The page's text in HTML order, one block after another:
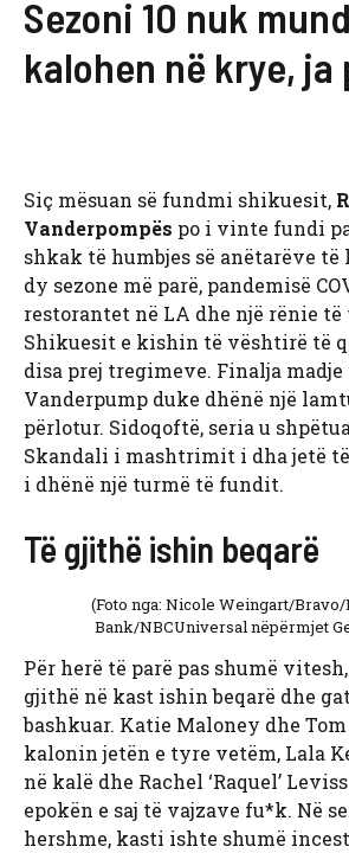
Sezoni 10 nuk
kalohen në krye, ja
Siç mësuan së fundmi shikuesit,
Vanderpompës po i vinte fundi
shkak të humbjes së anëtarëve
dy sezone më parë, pandemisë
restorantet në LA dhe një rënie
Shikuesit e kishin të vështirë të
disa prej tregimeve. Finalja
Vanderpump duke dhënë një
përlotur. Sidoqoftë, seria u
Skandali i mashtrimit i dha jetë
i dhënë një turmë të fundit.
Të gjithë ishin beqarë
(Foto nga: Nicole Weingart/Bravo/
Bank/NBCUniversal nëpërmjet
Për herë të parë pas shumë
gjithë në kast ishin beqarë dhe
bashkuar. Katie Maloney dhe
kalonin jetën e tyre vetëm, Lala
në kalë dhe Rachel ‘Raquel’
epokën e saj të vajzave fu*k. Në
hershme, kasti ishte shumë